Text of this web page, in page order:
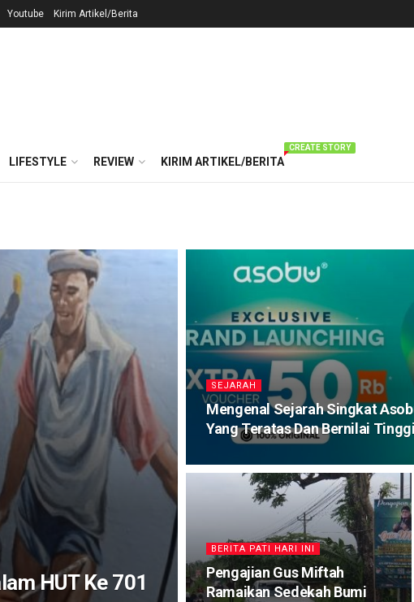
Youtube Kirim Artikel/Berita
LIFESTYLE REVIEW KIRIM ARTIKEL/BERITA
CREATE STORY
HUT Ke 701
SEJARAH
Mengenal Sejarah Singkat
Yang Teratas Dan Bernilai Tinggi
BERITA PATI HARI INI
Pengajian Gus Miftah
Ramaikan Sedekah Bumi